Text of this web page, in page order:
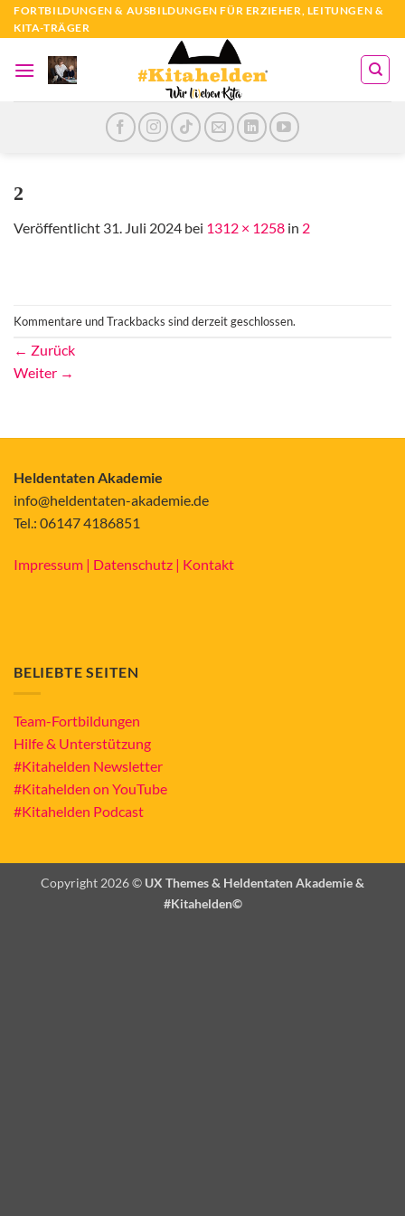
Zum
Inhalt
springen
FORTBILDUNGEN & AUSBILDUNGEN FÜR ERZIEHER, LEITUNGEN &
KITA-TRÄGER
2
Veröffentlicht 31. Juli 2024 bei 1312 × 1258 in 2
Kommentare und Trackbacks sind derzeit geschlossen.
← Zurück
Weiter →
Heldentaten Akademie
info@heldentaten-akademie.de
Tel.: 06147 4186851
Impressum | Datenschutz | Kontakt
BELIEBTE SEITEN
Team-Fortbildungen
Hilfe & Unterstützung
#Kitahelden Newsletter
#Kitahelden on YouTube
#Kitahelden Podcast
Copyright 2026 © UX Themes & Heldentaten Akademie &
#Kitahelden©